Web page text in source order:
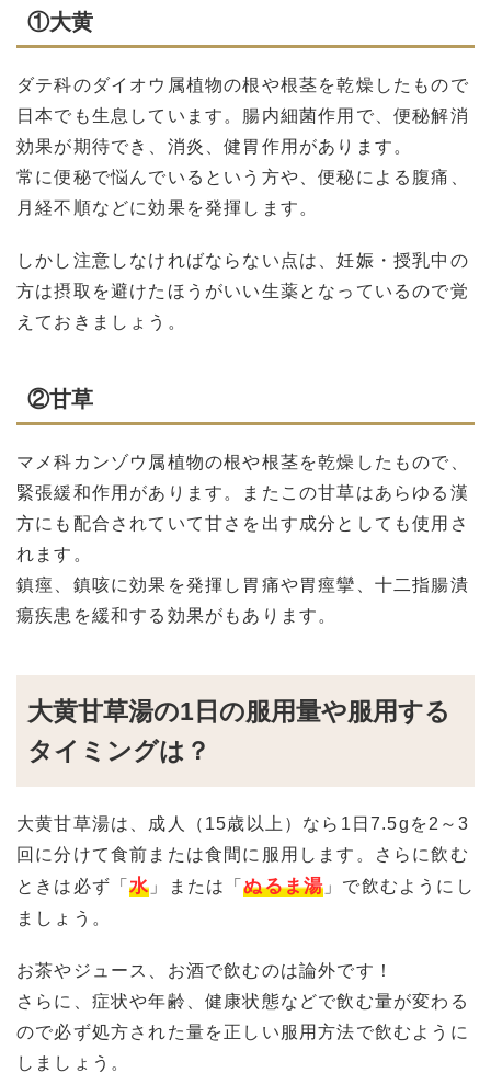
①大黄
ダテ科のダイオウ属植物の根や根茎を乾燥したもので
日本でも生息しています。腸内細菌作用で、便秘解消
効果が期待でき、消炎、健胃作用があります。
常に便秘で悩んでいるという方や、便秘による腹痛、
月経不順などに効果を発揮します。
しかし注意しなければならない点は、妊娠・授乳中の
方は摂取を避けたほうがいい生薬となっているので覚
えておきましょう。
②甘草
マメ科カンゾウ属植物の根や根茎を乾燥したもので、
緊張緩和作用があります。またこの甘草はあらゆる漢
方にも配合されていて甘さを出す成分としても使用さ
れます。
鎮痙、鎮咳に効果を発揮し胃痛や胃痙攣、十二指腸潰
瘍疾患を緩和する効果がもあります。
大黄甘草湯の1日の服用量や服用する
タイミングは？
大黄甘草湯は、成人（15歳以上）なら1日7.5gを2～3
回に分けて食前または食間に服用します。さらに飲む
ときは必ず「水 」または「ぬるま湯 」で飲むようにし
ましょう。
お茶やジュース、お酒で飲むのは論外です！
さらに、症状や年齢、健康状態などで飲む量が変わる
ので必ず処方された量を正しい服用方法で飲むように
しましょう。